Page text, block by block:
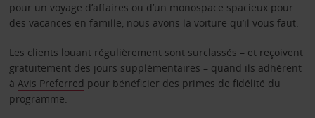
pour un voyage d’affaires ou d’un monospace spacieux pour
des vacances en famille, nous avons la voiture qu’il vous faut.
Les clients louant régulièrement sont surclassés – et reçoivent
gratuitement des jours supplémentaires – quand ils adhèrent
à Avis Preferred pour bénéficier des primes de fidélité du
programme.